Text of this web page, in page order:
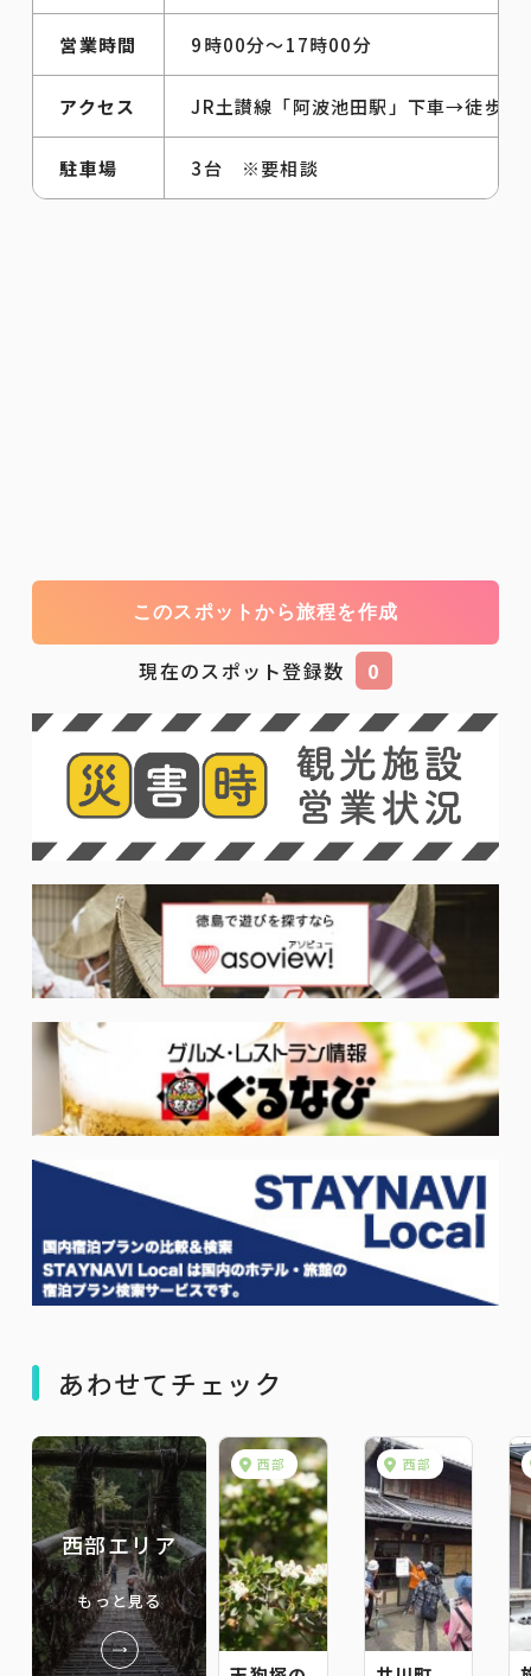
営業時間 9時00分～17時00分
アクセス JR土讃線「阿波池田駅」下車→徒歩
駐車場 3台 ※要相談
このスポットから旅程を作成
現在のスポット登録数 0
あわせてチェック
西部エリア
もっと見る
西部 西部